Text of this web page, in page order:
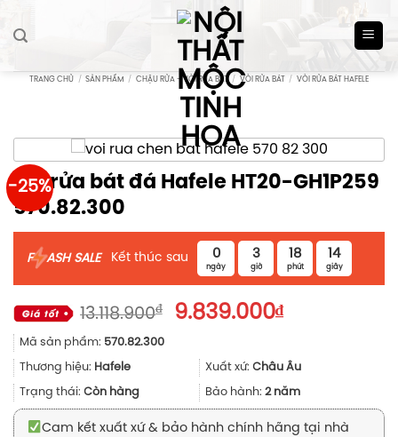
TRANG CHỦ / SẢN PHẨM / CHẬU RỬA - VÒI RỬA BÁT / VÒI RỬA BÁT / VÒI RỬA BÁT HAFELE
-25%
Vòi rửa bát đá Hafele HT20-GH1P259
570.82.300
F ASH SALE Kết thúc sau 0
ngày
3
giờ
18
phút
14
giây
13.118.900₫
Giá
13.118.900₫.
9.839.000₫Giá
là:
9.839.000₫.
Mã sản phẩm: 570.82.300
Thương hiệu: Hafele Xuất xứ: Châu Âu
Trạng thái: Còn hàng Bảo hành: 2 năm
Cam kết xuất xứ & bảo hành chính hãng tại nhà